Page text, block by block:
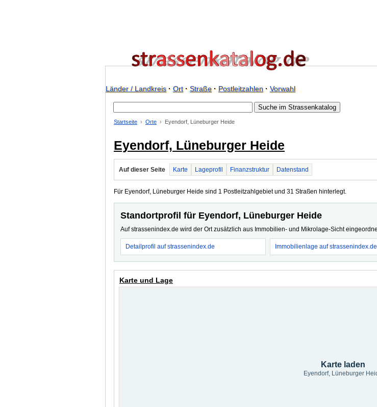
Länder / Landkreis· Ort· Straße· Postleitzahlen· Vorwahl
Startseite Orte Eyendorf, Lüneburger Heide
Eyendorf, Lüneburger Heide
Auf dieser Seite Karte Lageprofil Finanzstruktur Datenstand
Für Eyendorf, Lüneburger Heide sind 1 Postleitzahlgebiet und 31 Straßen hinterlegt.
Standortprofil für Eyendorf, Lüneburger Heide
Auf strassenindex.de wird der Ort zusätzlich aus Immobilien- und Mikrolage-Sicht
Detailprofil auf strassenindex.de Immobilienlage auf strassenindex.de
Karte und Lage
Karte laden
Eyendorf, Lüneburger